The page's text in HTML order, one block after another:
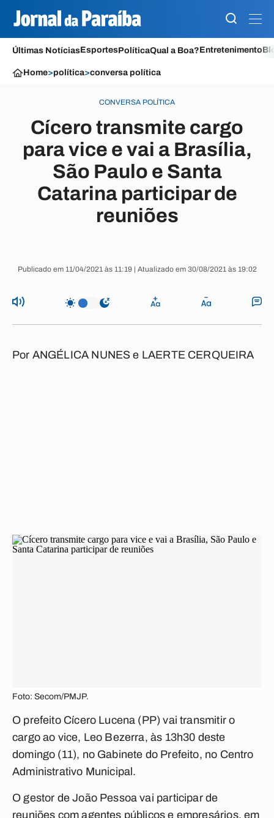
Últimas NotíciasEsportesPolíticaQual a Boa?Entretenimento
Home>política>conversa política
CONVERSA POLÍTICA
Cícero transmite cargo
para vice e vai a Brasília,
São Paulo e Santa
Catarina participar de
reuniões
Publicado em 11/04/2021 às 11:19 | Atualizado em 30/08/2021 às 19:02
Por ANGÉLICA NUNES e LAERTE CERQUEIRA
Foto: Secom/PMJP.
O prefeito Cícero Lucena (PP) vai transmitir o
cargo ao vice, Leo Bezerra, às 13h30 deste
domingo (11), no Gabinete do Prefeito, no Centro
Administrativo Municipal.
O gestor de João Pessoa vai participar de
reuniões com agentes públicos e empresários, em